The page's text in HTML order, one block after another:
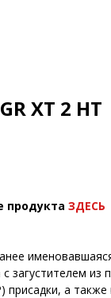
XT 2 HT
продукта ЗДЕСЬ
загустителем
присадки, а